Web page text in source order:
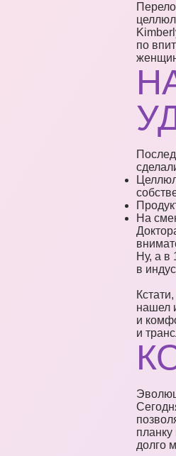
по
На
Ну, а в
в
нашел
и
и
долго